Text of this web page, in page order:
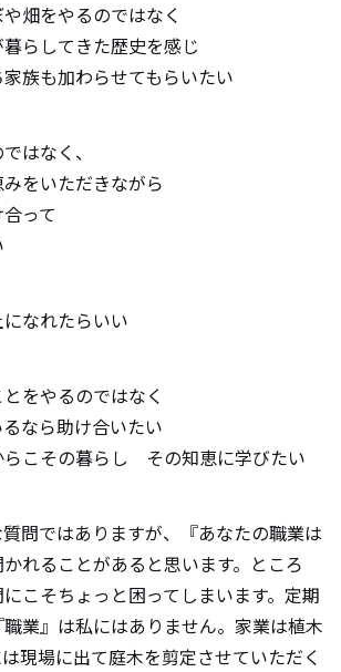
畑をやるのではなく
らしてきた歴史を感じ
族も加わらせてもらいたい
はなく、
をいただきながら
って
なれたらいい
をやるのではなく
なら助け合いたい
らこその暮らし その知恵に学びたい
質問ではありますが、『あなたの職業は
れることがあると思います。ところ
こそちょっと困ってしまいます。定期
業』は私にはありません。家業は植木
現場に出て庭木を剪定させていただく